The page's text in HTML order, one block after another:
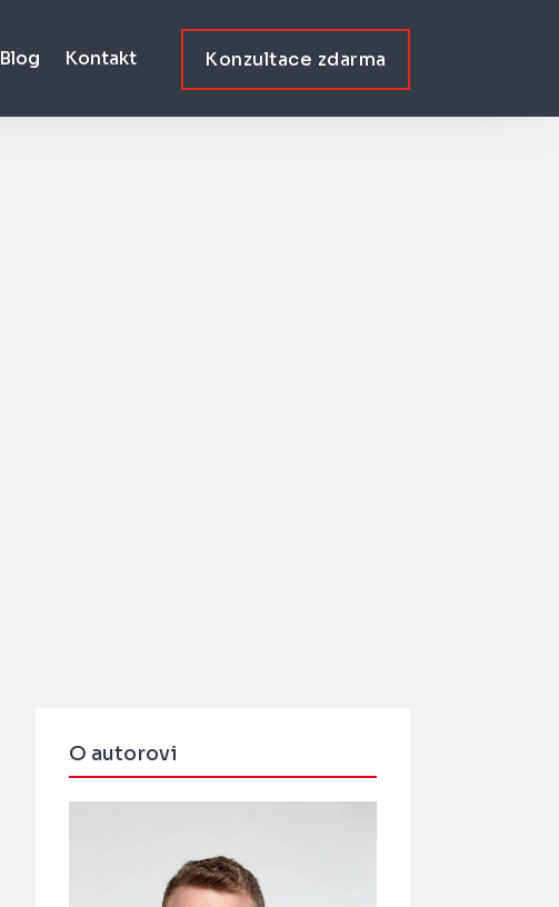
Blog Kontakt Konzultace zdarma
O autorovi